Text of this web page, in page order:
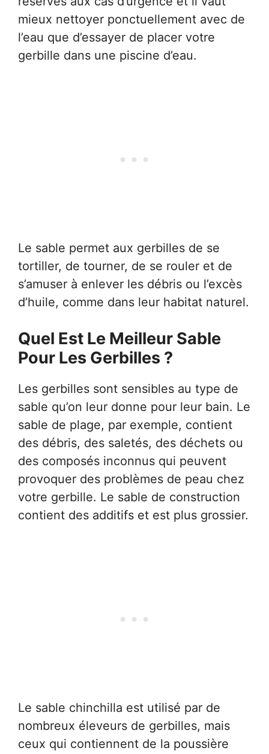
mieux nettoyer ponctuellement avec de
l’eau que d’essayer de placer votre
gerbille dans une piscine d’eau.
Le sable permet aux gerbilles de se
tortiller, de tourner, de se rouler et de
s’amuser à enlever les débris ou l’excès
d’huile, comme dans leur habitat naturel.
Quel Est Le Meilleur Sable
Pour Les Gerbilles ?
Les gerbilles sont sensibles au type de
sable qu’on leur donne pour leur bain. Le
sable de plage, par exemple, contient
des débris, des saletés, des déchets ou
des composés inconnus qui peuvent
provoquer des problèmes de peau chez
votre gerbille. Le sable de construction
contient des additifs et est plus grossier.
Le sable chinchilla est utilisé par de
nombreux éleveurs de gerbilles, mais
ceux qui contiennent de la poussière